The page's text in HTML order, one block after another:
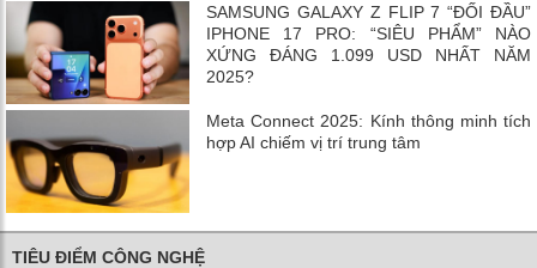
SAMSUNG GALAXY Z FLIP 7 “ĐỐI ĐẦU”
IPHONE 17 PRO: “SIÊU PHẨM” NÀO
XỨNG ĐÁNG 1.099 USD NHẤT NĂM
2025?
Meta Connect 2025: Kính thông minh tích
hợp AI chiếm vị trí trung tâm
TIÊU ĐIỂM CÔNG NGHỆ